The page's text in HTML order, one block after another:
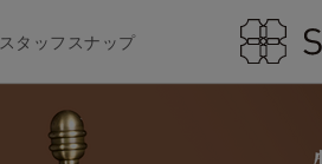
スタッフスナップ